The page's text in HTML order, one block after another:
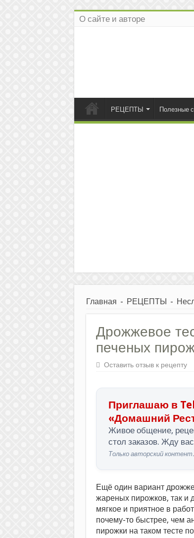
О сайте и авторе
РЕЦЕПТЫ Полезные
Главная - РЕЦЕПТЫ -
Дрожжевое
печеных
Оставить отзыв к рецепту
Приглашаю в
«Домашний
Живое общение,
стол заказов. Жду
Только авторский
Ещё один вариант
жареных пирожков, так и
мягкое и приятное в
почему-то быстрее, чем
пирожки на таком тесте